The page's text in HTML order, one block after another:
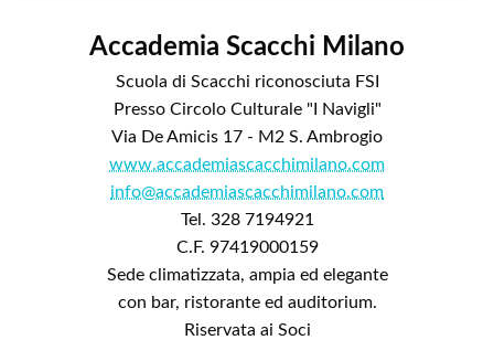
Accademia Scacchi Milano
Scuola di Scacchi riconosciuta FSI
Presso Circolo Culturale "I Navigli"
Via De Amicis 17 - M2 S. Ambrogio
www.accademiascacchimilano.com
info@accademiascacchimilano.com
Tel. 328 7194921
C.F. 97419000159
Sede climatizzata, ampia ed elegante
con bar, ristorante ed auditorium.
Riservata ai Soci